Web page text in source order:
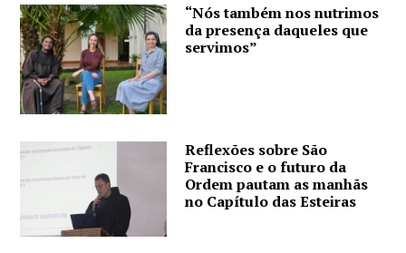
“Nós também nos nutrimos
da presença daqueles que
servimos”
Reflexões sobre São
Francisco e o futuro da
Ordem pautam as manhãs
no Capítulo das Esteiras